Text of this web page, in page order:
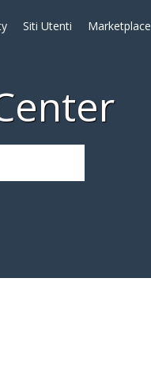
Siti Utenti Marketplace